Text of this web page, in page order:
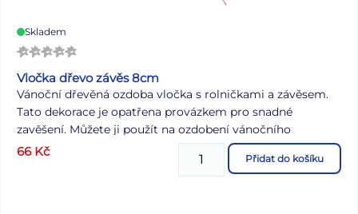
Skladem
Vločka dřevo závěs 8cm
Vánoční dřevěná ozdoba vločka s rolničkami a závěsem.
Tato dekorace je opatřena provázkem pro snadné
zavěšení. Můžete ji použít na ozdobení vánočního
stromečku, zavěsit na dveře, okno a zkrášlit tak Vaše
bydlení. Velikost: 80 mm Dodáváme v sáčku se závěsem.
66 Kč Přidat do košíku